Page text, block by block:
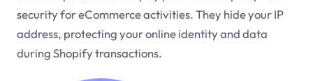
security for eCommerce activities. They hide your IP
address, protecting your online identity and data
during Shopify transactions.